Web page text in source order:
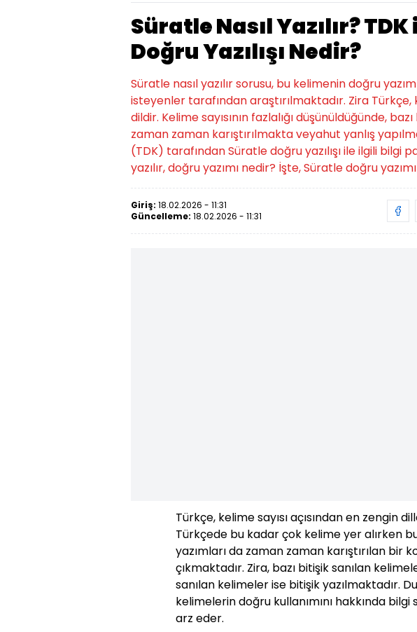
Süratle Nasıl Yazılır?
Doğru Yazılışı Nedir?
Süratle nasıl yazılır sorusu, bu kelimenin doğru
isteyenler tarafından araştırılmaktadır. Zira Türkçe,
dildir. Kelime sayısının fazlalığı düşünüldüğünde,
zaman zaman karıştırılmakta veyahut yanlış
(TDK) tarafından Süratle doğru yazılışı ile ilgili bilgi
yazılır, doğru yazımı nedir? İşte, Süratle doğru
Giriş: 18.02.2026 - 11:31
Güncelleme: 18.02.2026 - 11:31
Türkçe, kelime sayısı açısından en zengin
Türkçede bu kadar çok kelime yer alırken
yazımları da zaman zaman karıştırılan bir
çıkmaktadır. Zira, bazı bitişik sanılan
sanılan kelimeler ise bitişik yazılmaktadır.
kelimelerin doğru kullanımını hakkında
arz eder.